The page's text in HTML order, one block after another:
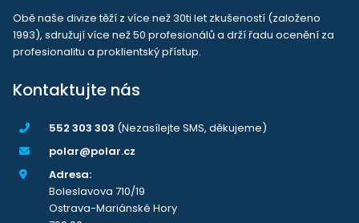
Obě naše divize těží z více než 30ti let zkušeností (založeno
1993), sdružují více než 50 profesionálů a drží řadu ocenění za
profesionalitu a proklientský přístup.
Kontaktujte nás
552 303 303 (Nezasílejte SMS, děkujeme)
polar@polar.cz
Adresa:
Boleslavova 710/19
Ostrava-Mariánské Hory